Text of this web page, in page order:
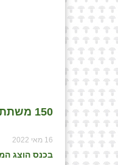
150 משתתפים בכנס הרפתנים השנתי של 'צמח תערובות'
16 מאי 2022
בכנס הוצג